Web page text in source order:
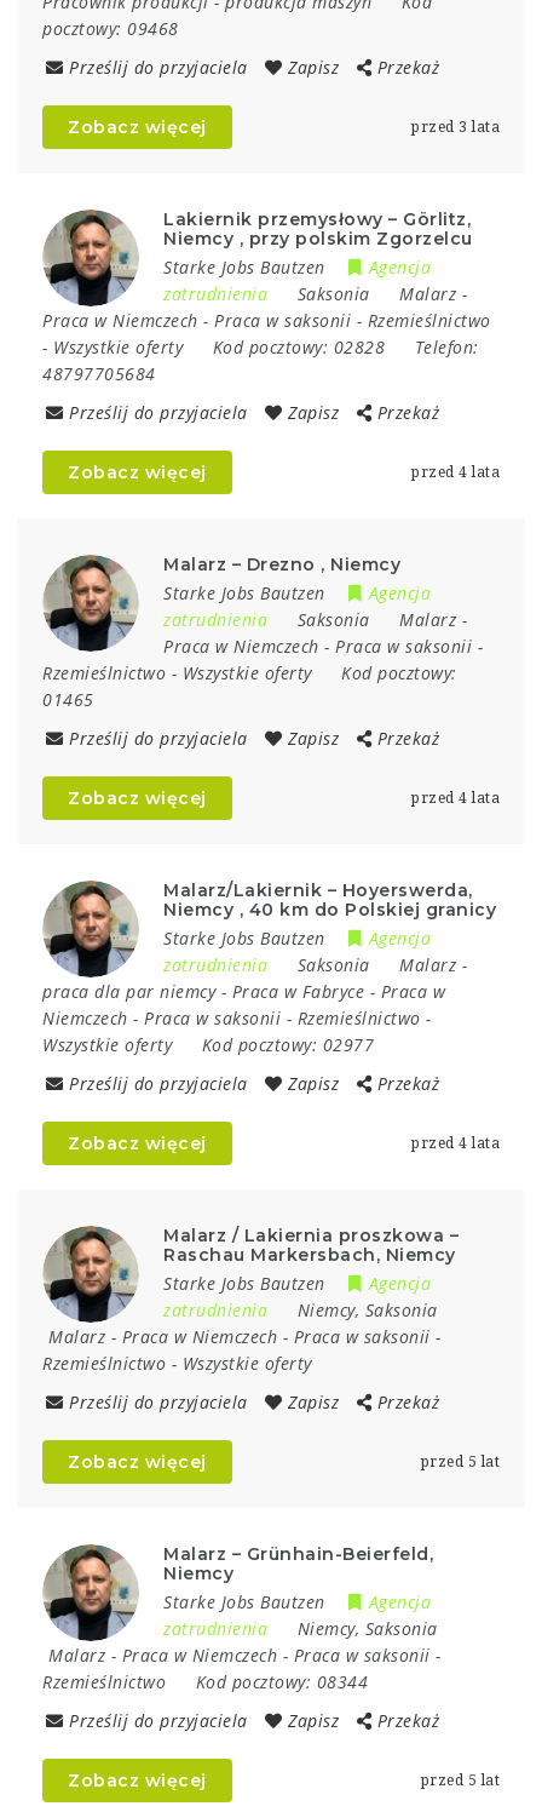
pocztowy: 09468
Prześlij do przyjaciela
Zapisz Przekaż
Zobacz więcej przed 3 lata
Lakiernik przemysłowy – Görlitz,
Niemcy , przy polskim Zgorzelcu
Starke Jobs Bautzen
Agencja
zatrudnienia
Saksonia Malarz -
Praca w Niemczech - Praca w saksonii - Rzemieślnictwo
- Wszystkie oferty Kod pocztowy: 02828
Telefon:
48797705684
Prześlij do przyjaciela
Zapisz Przekaż
Zobacz więcej przed 4 lata
Malarz – Drezno , Niemcy
Starke Jobs Bautzen
Agencja
zatrudnienia
Saksonia Malarz -
Praca w Niemczech - Praca w saksonii -
Rzemieślnictwo - Wszystkie oferty
Kod pocztowy:
01465
Prześlij do przyjaciela
Zapisz Przekaż
Zobacz więcej przed 4 lata
Malarz/Lakiernik – Hoyerswerda,
Niemcy , 40 km do Polskiej granicy
Starke Jobs Bautzen
Agencja
zatrudnienia
Saksonia Malarz -
praca dla par niemcy- Praca w Fabryce - Praca w
Niemczech - Praca w saksonii - Rzemieślnictwo -
Wszystkie oferty
Kod pocztowy: 02977
Prześlij do przyjaciela
Zapisz Przekaż
Zobacz więcej przed 4 lata
Malarz / Lakiernia proszkowa –
Raschau Markersbach, Niemcy
Starke Jobs Bautzen
Agencja
zatrudnienia
Niemcy, Saksonia
Malarz - Praca w Niemczech - Praca w saksonii -
Rzemieślnictwo - Wszystkie oferty
Prześlij do przyjaciela
Zapisz Przekaż
Zobacz więcej przed 5 lat
Malarz – Grünhain-Beierfeld,
Niemcy
Starke Jobs Bautzen
Agencja
zatrudnienia
Niemcy, Saksonia
Malarz - Praca w Niemczech - Praca w saksonii -
Rzemieślnictwo
Kod pocztowy: 08344
Prześlij do przyjaciela
Zapisz Przekaż
Zobacz więcej przed 5 lat